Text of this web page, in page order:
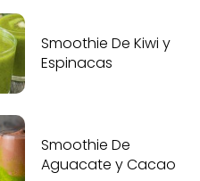
Smoothie De Kiwi y
Espinacas
Smoothie De
Aguacate y Cacao